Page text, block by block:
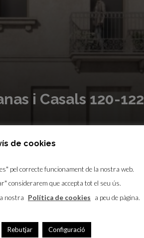
i Casals 120-122
carrer Triomf, al barri de
de 1a qualitat. Planta baixa de
totalment equipada.
de cookies
pel correcte funcionament de la nostra web.
considerarem que accepta tot el seu ús.
nostra
Política de cookies a peu de pàgina.
Rebutjar Configuració